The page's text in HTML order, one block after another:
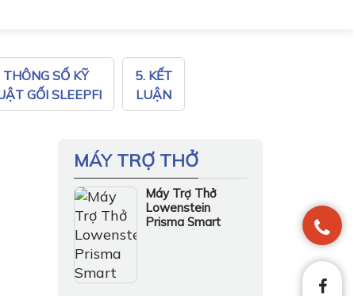
THÔNG SỐ KỸ
GỐI SLEEPFI
5. KẾT
LUẬN
MÁY TRỢ THỞ
Máy Trợ Thở
Lowenstein
Prisma Smart